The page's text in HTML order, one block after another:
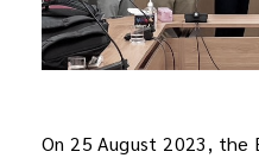
On 25 August 2023, the